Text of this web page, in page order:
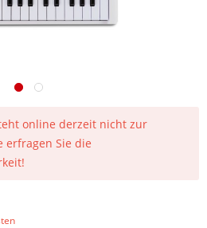
online derzeit nicht zur
erfragen Sie die